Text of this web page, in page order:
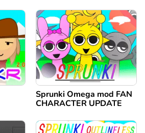
Sprunki Omega mod FAN
CHARACTER UPDATE